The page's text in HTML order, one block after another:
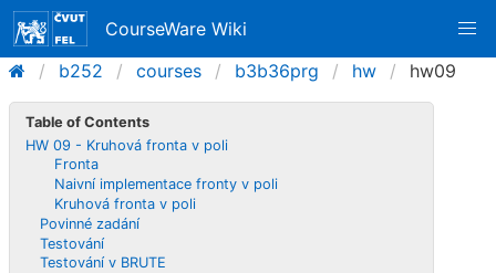
CourseWare Wiki
b252
courses b3b36prg hw hw09
Table of Contents
HW 09 - Kruhová fronta v poli
Fronta
Naivní implementace fronty v poli
Kruhová fronta v poli
Povinné zadání
Testování
Testování v BRUTE